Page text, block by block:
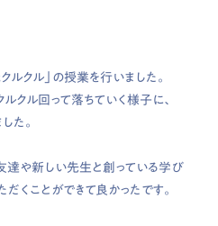
ルクル」の授業を行いました。
クル回って落ちていく様子に、
た。
達や新しい先生と創っている学び
くことができて良かったです。